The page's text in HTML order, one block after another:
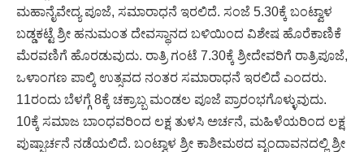
ಮಹಾನೈವೇದ್ಯ ಪೂಜೆ, ಸಮಾರಾಧನೆ ಇರಲಿದೆ. ಸಂಜೆ 5.30ಕ್ಕೆ ಬಂಟ್ವಾಳ
ಬಡ್ಡಕಟ್ಟೆ ಶ್ರೀ ಹನುಮಂತ ದೇವಸ್ಥಾನದ ಬಳಿಯಿಂದ ವಿಶೇಷ ಹೊರೆಕಾಣಿಕೆ
ಮೆರವಣಿಗೆ ಹೊರಡುವುದು. ರಾತ್ರಿ ಗಂಟೆ 7.30ಕ್ಕೆ ಶ್ರೀದೇವರಿಗೆ ರಾತ್ರಿಪೂಜೆ,
ಒಳಾಂಗಣ ಪಾಲ್ಕಿ ಉತ್ಸವದ ನಂತರ ಸಮಾರಾಧನೆ ಇರಲಿದೆ ಎಂದರು.
11ರಂದು ಬೆಳಗ್ಗೆ 8ಕ್ಕೆ ಚಕ್ರಾಬ್ಬ ಮಂಡಲ ಪೂಜೆ ಪ್ರಾರಂಭಗೊಳ್ಳುವುದು.
10ಕ್ಕೆ ಸಮಾಜ ಬಾಂಧವರಿಂದ ಲಕ್ಷ ತುಳಸಿ ಅರ್ಚನೆ, ಮಹಿಳೆಯರಿಂದ ಲಕ್ಷ
ಪುಷ್ಪಾರ್ಚನೆ ನಡೆಯಲಿದೆ. ಬಂಟ್ವಾಳ ಶ್ರೀ ಕಾಶೀಮಠದ ವೃಂದಾವನದಲ್ಲಿ ಶ್ರೀ